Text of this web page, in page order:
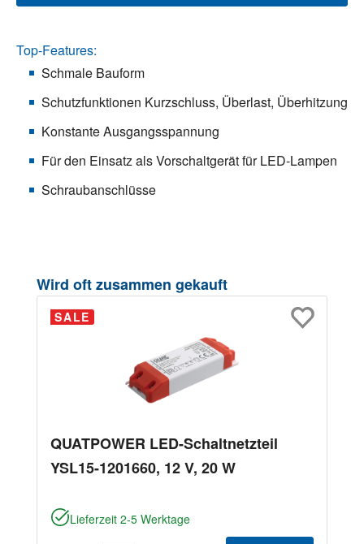
Top-Features:
Schmale Bauform
Schutzfunktionen Kurzschluss, Überlast, Überhitzung
Konstante Ausgangsspannung
Für den Einsatz als Vorschaltgerät für LED-Lampen
Schraubanschlüsse
Produktgalerie überspringen
Wird oft zusammen gekauft
SALE
QUATPOWER LED-Schaltnetzteil
YSL15-1201660, 12 V, 20 W
Lieferzeit 2-5 Werktage